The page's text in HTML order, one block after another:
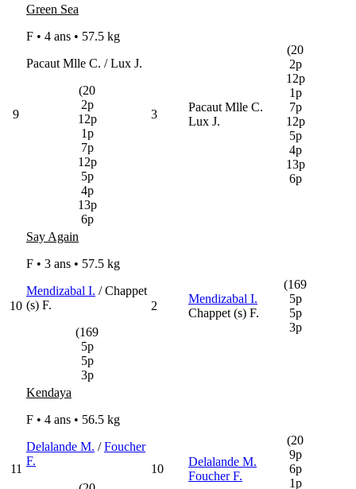
9
Green Sea
F • 4 ans • 57.5 kg
Pacaut Mlle C. / Lux J.
(20
2p
12p
1p
7p
12p
5p
4p
13p
6p
3
Pacaut Mlle C.
Lux J.
(20
2p
12p
1p
7p
12p
5p
4p
13p
6p
10
Say Again
F • 3 ans • 57.5 kg
Mendizabal I. / Chappet
(s) F.
(169
5p
5p
3p
2
Mendizabal I.
Chappet (s) F.
(169
5p
5p
3p
11
Kendaya
F • 4 ans • 56.5 kg
Delalande M. /Foucher
F.
10
Delalande M.
Foucher F.
(20
9p
6p
1p